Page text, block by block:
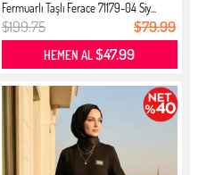
Fermuarlı Taşlı Ferace 71179-04 Siy...
$199.75 $79.99
HEMEN AL$47.99